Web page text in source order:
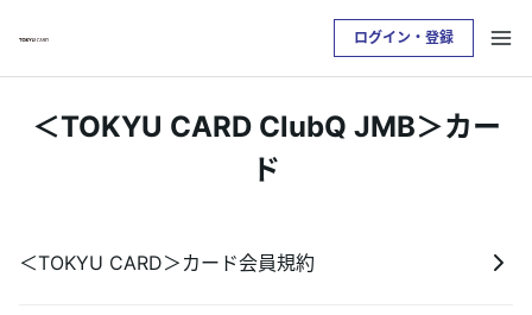
ログイン・登録
お支払い明細を確認したい方は
クレジットサービスへログインが必要です
＜TOKYU CARD ClubQ JMB＞カー
ド
＜TOKYU CARD＞カード会員規約